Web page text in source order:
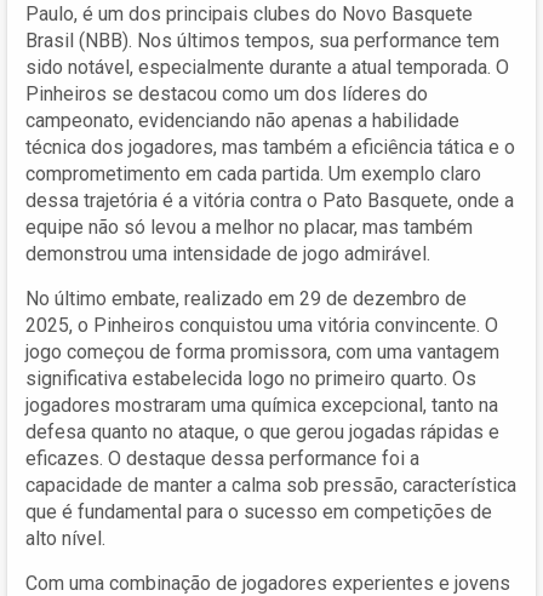
Paulo, é um dos principais clubes do Novo Basquete
Brasil (NBB). Nos últimos tempos, sua performance tem
sido notável, especialmente durante a atual temporada. O
Pinheiros se destacou como um dos líderes do
campeonato, evidenciando não apenas a habilidade
técnica dos jogadores, mas também a eficiência tática e o
comprometimento em cada partida. Um exemplo claro
dessa trajetória é a vitória contra o Pato Basquete, onde a
equipe não só levou a melhor no placar, mas também
demonstrou uma intensidade de jogo admirável.
No último embate, realizado em 29 de dezembro de
2025, o Pinheiros conquistou uma vitória convincente. O
jogo começou de forma promissora, com uma vantagem
significativa estabelecida logo no primeiro quarto. Os
jogadores mostraram uma química excepcional, tanto na
defesa quanto no ataque, o que gerou jogadas rápidas e
eficazes. O destaque dessa performance foi a
capacidade de manter a calma sob pressão, característica
que é fundamental para o sucesso em competições de
alto nível.
Com uma combinação de jogadores experientes e jovens